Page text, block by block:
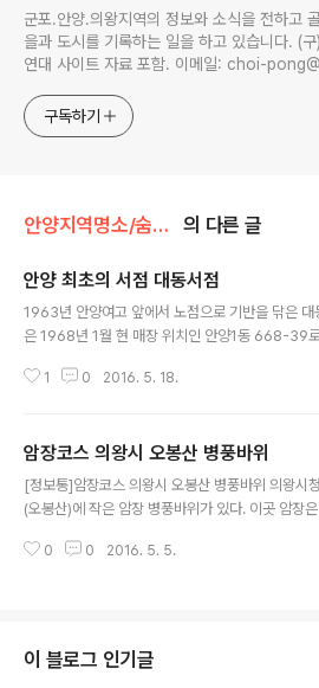
군포.안양.의왕지역의 정보와 소식을 전하고
을과 도시를 기록하는 일을 하고 있습니다. (구)안양지역시민
연대 사이트 자료 포함. 이메일: choi-
구독하기
안양지역명소/숨은공간 의 다른 글
안양 최초의 서점 대동서점
1963년 안양여고 앞에서 노점으로 기반을 닦은 대
은 1968년 1월 현 매장 위치인 안양1동 668-39
경기도 1위의 서적규모를 자랑하던 곳으로 50년이
간한 안양시 역사책에 안양의 명문으로 기록 돼 있을
다. 안양 역사책에 안양의 명물로 등록된 50년 향
대동문고 고객 여러분 안녕하십니까? 항상 대동문
에서 출간한 안양시 역사책에 안양의 명물로 기록되
1 0 2016. 5. 18.
암장코스 의왕시 오봉산 병풍바위
[정보통]암장코스 의왕시 오봉산 병풍바위 의왕시
(오봉산)에 작은 암장 병풍바위가 있다. 이곳 암장
오던 중 1992～3년 수원 돌비알 산악회에서 추가
접근이 편리하여 이지역 클라이머들은 심심치 않게
8m, 폭30여m쯤 되는 이곳 병풍암은 페이스, 크랙,
0 0 2016. 5. 5.
이 블로그 인기글